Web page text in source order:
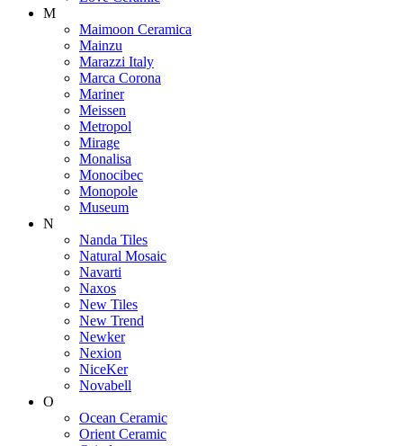
M
Maimoon Ceramica
Mainzu
Marazzi Italy
Marca Corona
Mariner
Meissen
Metropol
Mirage
Monalisa
Monocibec
Monopole
Museum
N
Nanda Tiles
Natural Mosaic
Navarti
Naxos
New Tiles
New Trend
Newker
Nexion
NiceKer
Novabell
O
Ocean Ceramic
Orient Ceramic